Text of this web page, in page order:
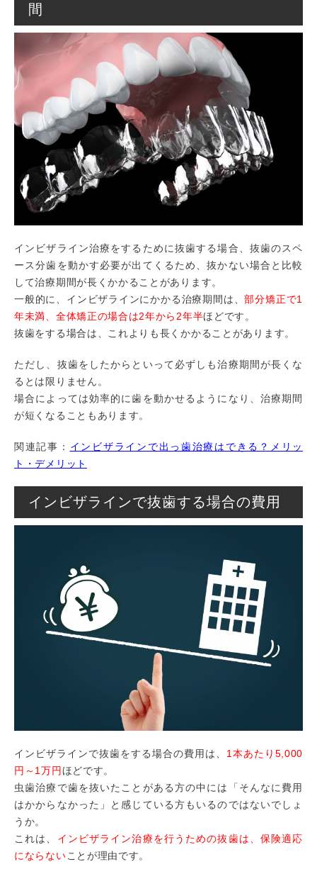
間
インビザライン治療をするために抜歯する場合、抜歯のスペ
ース分歯を動かす必要が出てくるため、抜かない場合と比較
して治療期間が長くかかることがあります。
一般的に、インビザラインにかかる治療期間は、部分矯正で1
年未満、全体矯正の場合は2年から2年半ほどです。
抜歯をする場合は、これよりも長くかかることがあります。
ただし、抜歯をしたからといって必ずしも治療期間が長くな
るとは限りません。
場合によっては効率的に歯を動かせるようになり、治療期間
が短くなることもあります。
関連記事： インビザラインで出っ歯治療はできる？メリッ
ト・デメリット
インビザラインで抜歯する場合の費用
インビザラインで抜歯をする場合の費用は、 1本あたり5,000
円～1万円ほどです。
虫歯治療で歯を抜いたことがある方の中には「そんなに費用
はかからなかった」と感じている方もいるのではないでしょ
うか。
これは、 インビザライン治療を行うための抜歯は、保険適応
にならないことが理由です。